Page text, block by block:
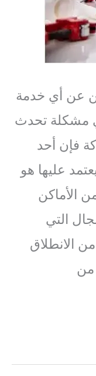
عن أي خدمة
مشكلة تحدث
فإن أحد
عليها هو
الأماكن
التي
الانطلاق
من